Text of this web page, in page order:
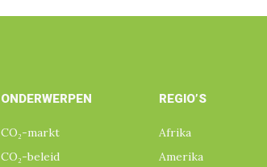
ONDERWERPEN
CO₂-markt
CO₂-beleid
REGIO’S
Afrika
Amerika